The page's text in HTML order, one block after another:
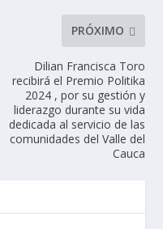
PRÓXIMO
Dilian Francisca Toro
recibirá el Premio Politika
2024 , por su gestión y
liderazgo durante su vida
dedicada al servicio de las
comunidades del Valle del
Cauca